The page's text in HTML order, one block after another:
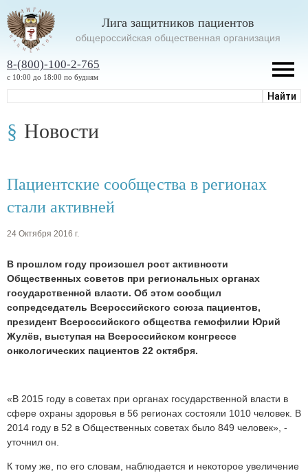
Лига защитников пациентов
oбщероссийская общественная организация
8-(800)-100-2-765
с 10:00 до 18:00 по будням
Новости
Пациентские сообщества в регионах
стали активней
24 Октября 2016 г.
В прошлом году произошел рост активности
Общественных советов при региональных органах
государственной власти. Об этом сообщил
сопредседатель Всероссийского союза пациентов,
президент Всероссийского общества гемофилии Юрий
Жулёв, выступая на Всероссийском конгрессе
онкологических пациентов 22 октября.
«В 2015 году в советах при органах государственной власти в
сфере охраны здоровья в 56 регионах состояли 1010 человек. В
2014 году в 52 в Общественных советах было 849 человек», -
уточнил он.
К тому же, по его словам, наблюдается и некоторое увеличение